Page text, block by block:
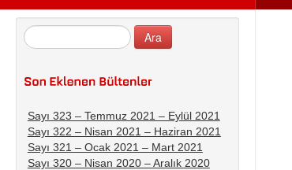
Sayı 323 – Temmuz 2021 – Eylül 2021
Sayı 322 – Nisan 2021 – Haziran 2021
Sayı 321 – Ocak 2021 – Mart 2021
Sayı 320 – Nisan 2020 – Aralık 2020